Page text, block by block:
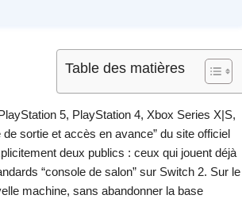
Table des matières
5, PlayStation 4, Xbox Series X|S,
de sortie et accès en avance” du site officiel
deux publics : ceux qui jouent déjà
“console de salon” sur Switch 2. Sur le
machine, sans abandonner la base